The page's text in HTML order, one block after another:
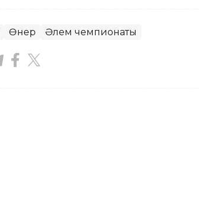
Өнер Әлем чемпионаты